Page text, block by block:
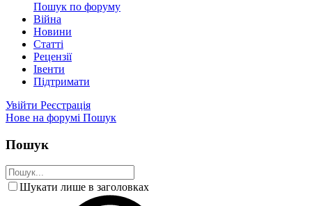
Пошук по форуму
Війна
Новини
Статті
Рецензії
Івенти
Підтримати
Увійти Реєстрація
Нове на форумі Пошук
Пошук
Шукати лише в заголовках